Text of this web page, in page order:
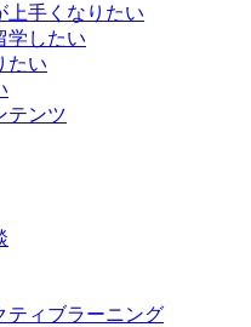
上手くなりたい
学したい
たい
テンツ
ティブラーニング